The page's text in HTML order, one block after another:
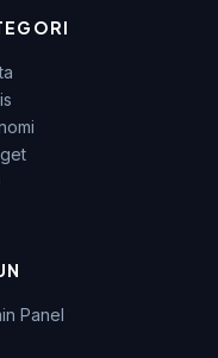
Panel